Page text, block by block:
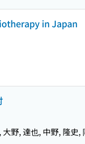
in Japan
, 大野, 達也, 中野, 隆史,